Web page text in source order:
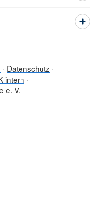
Datenschutz
intern
e. V.